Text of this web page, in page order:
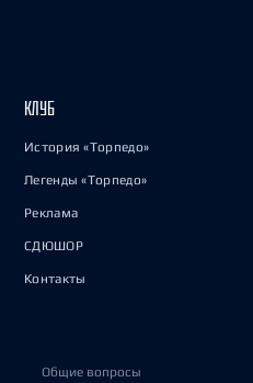
КЛУБ
История «Торпедо»
Легенды «Торпедо»
Реклама
СДЮШОР
Контакты
Общие вопросы